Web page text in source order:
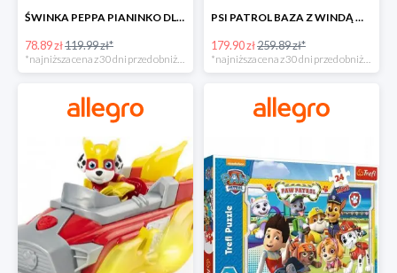
ŚWINKA PEPPA PIANINKO DLA DZIECI -34%
78.89 zł119.99 zł*
PSI PATROL BAZA Z WINDĄ WIEŻA + POJAZD AUTO REX -30%
179.90 zł259.89 zł*